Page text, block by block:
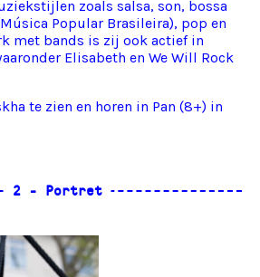
zoals salsa, son, bossa
Popular Brasileira), pop en
met bands is zij ook actief in
Elisabeth en We Will Rock
te zien en horen in Pan (8+) in